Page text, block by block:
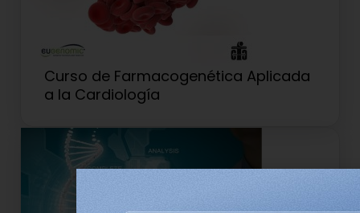
Curso de Farmacogenética Aplicada
a la Cardiología